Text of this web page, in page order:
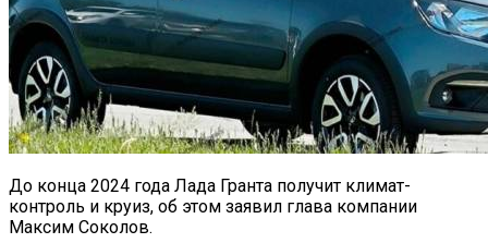
До конца 2024 года Лада Гранта получит климат-
контроль и круиз, об этом заявил глава компании
Максим Соколов.